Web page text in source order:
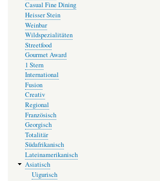
Casual Fine Dining
Heisser Stein
Weinbar
Wildspezialitäten
Streetfood
Gourmet Award
1 Stern
International
Fusion
Creativ
Regional
Französisch
Georgisch
Totalitär
Südafrikanisch
Lateinamerikanisch
Asiatisch
Uigurisch